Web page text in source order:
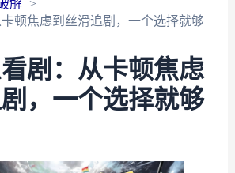
解
顿焦虑到丝滑追剧，一个选择就够
剧：从卡顿焦虑
，一个选择就够